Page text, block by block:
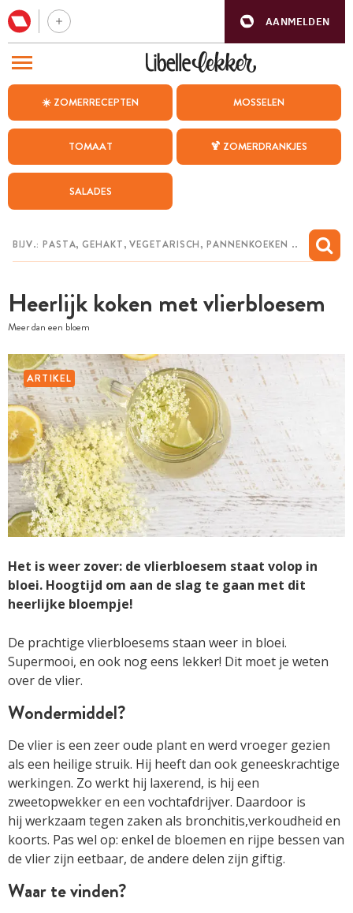
AANMELDEN
☀️ ZOMERRECEPTEN MOSSELEN
TOMAAT 🍹 ZOMERDRANKJES
SALADES
Heerlijk koken met vlierbloesem
Meer dan een bloem
ARTIKEL
Het is weer zover: de vlierbloesem staat volop in
bloei. Hoogtijd om aan de slag te gaan met dit
heerlijke bloempje!
De prachtige vlierbloesems staan weer in bloei.
Supermooi, en ook nog eens lekker! Dit moet je weten
over de vlier.
Wondermiddel?
De vlier is een zeer oude plant en werd vroeger gezien
als een heilige struik. Hij heeft dan ook geneeskrachtige
werkingen. Zo werkt hij laxerend, is hij een
zweetopwekker en een vochtafdrijver. Daardoor is
hij werkzaam tegen zaken als bronchitis,verkoudheid en
koorts. Pas wel op: enkel de bloemen en rijpe bessen van
de vlier zijn eetbaar, de andere delen zijn giftig.
Waar te vinden?
BEZOEK ONZE ANDERE WEBSITES
WEEKMENU
CHAT MET MAIA
MIJN BEWAARDE RECEPTEN